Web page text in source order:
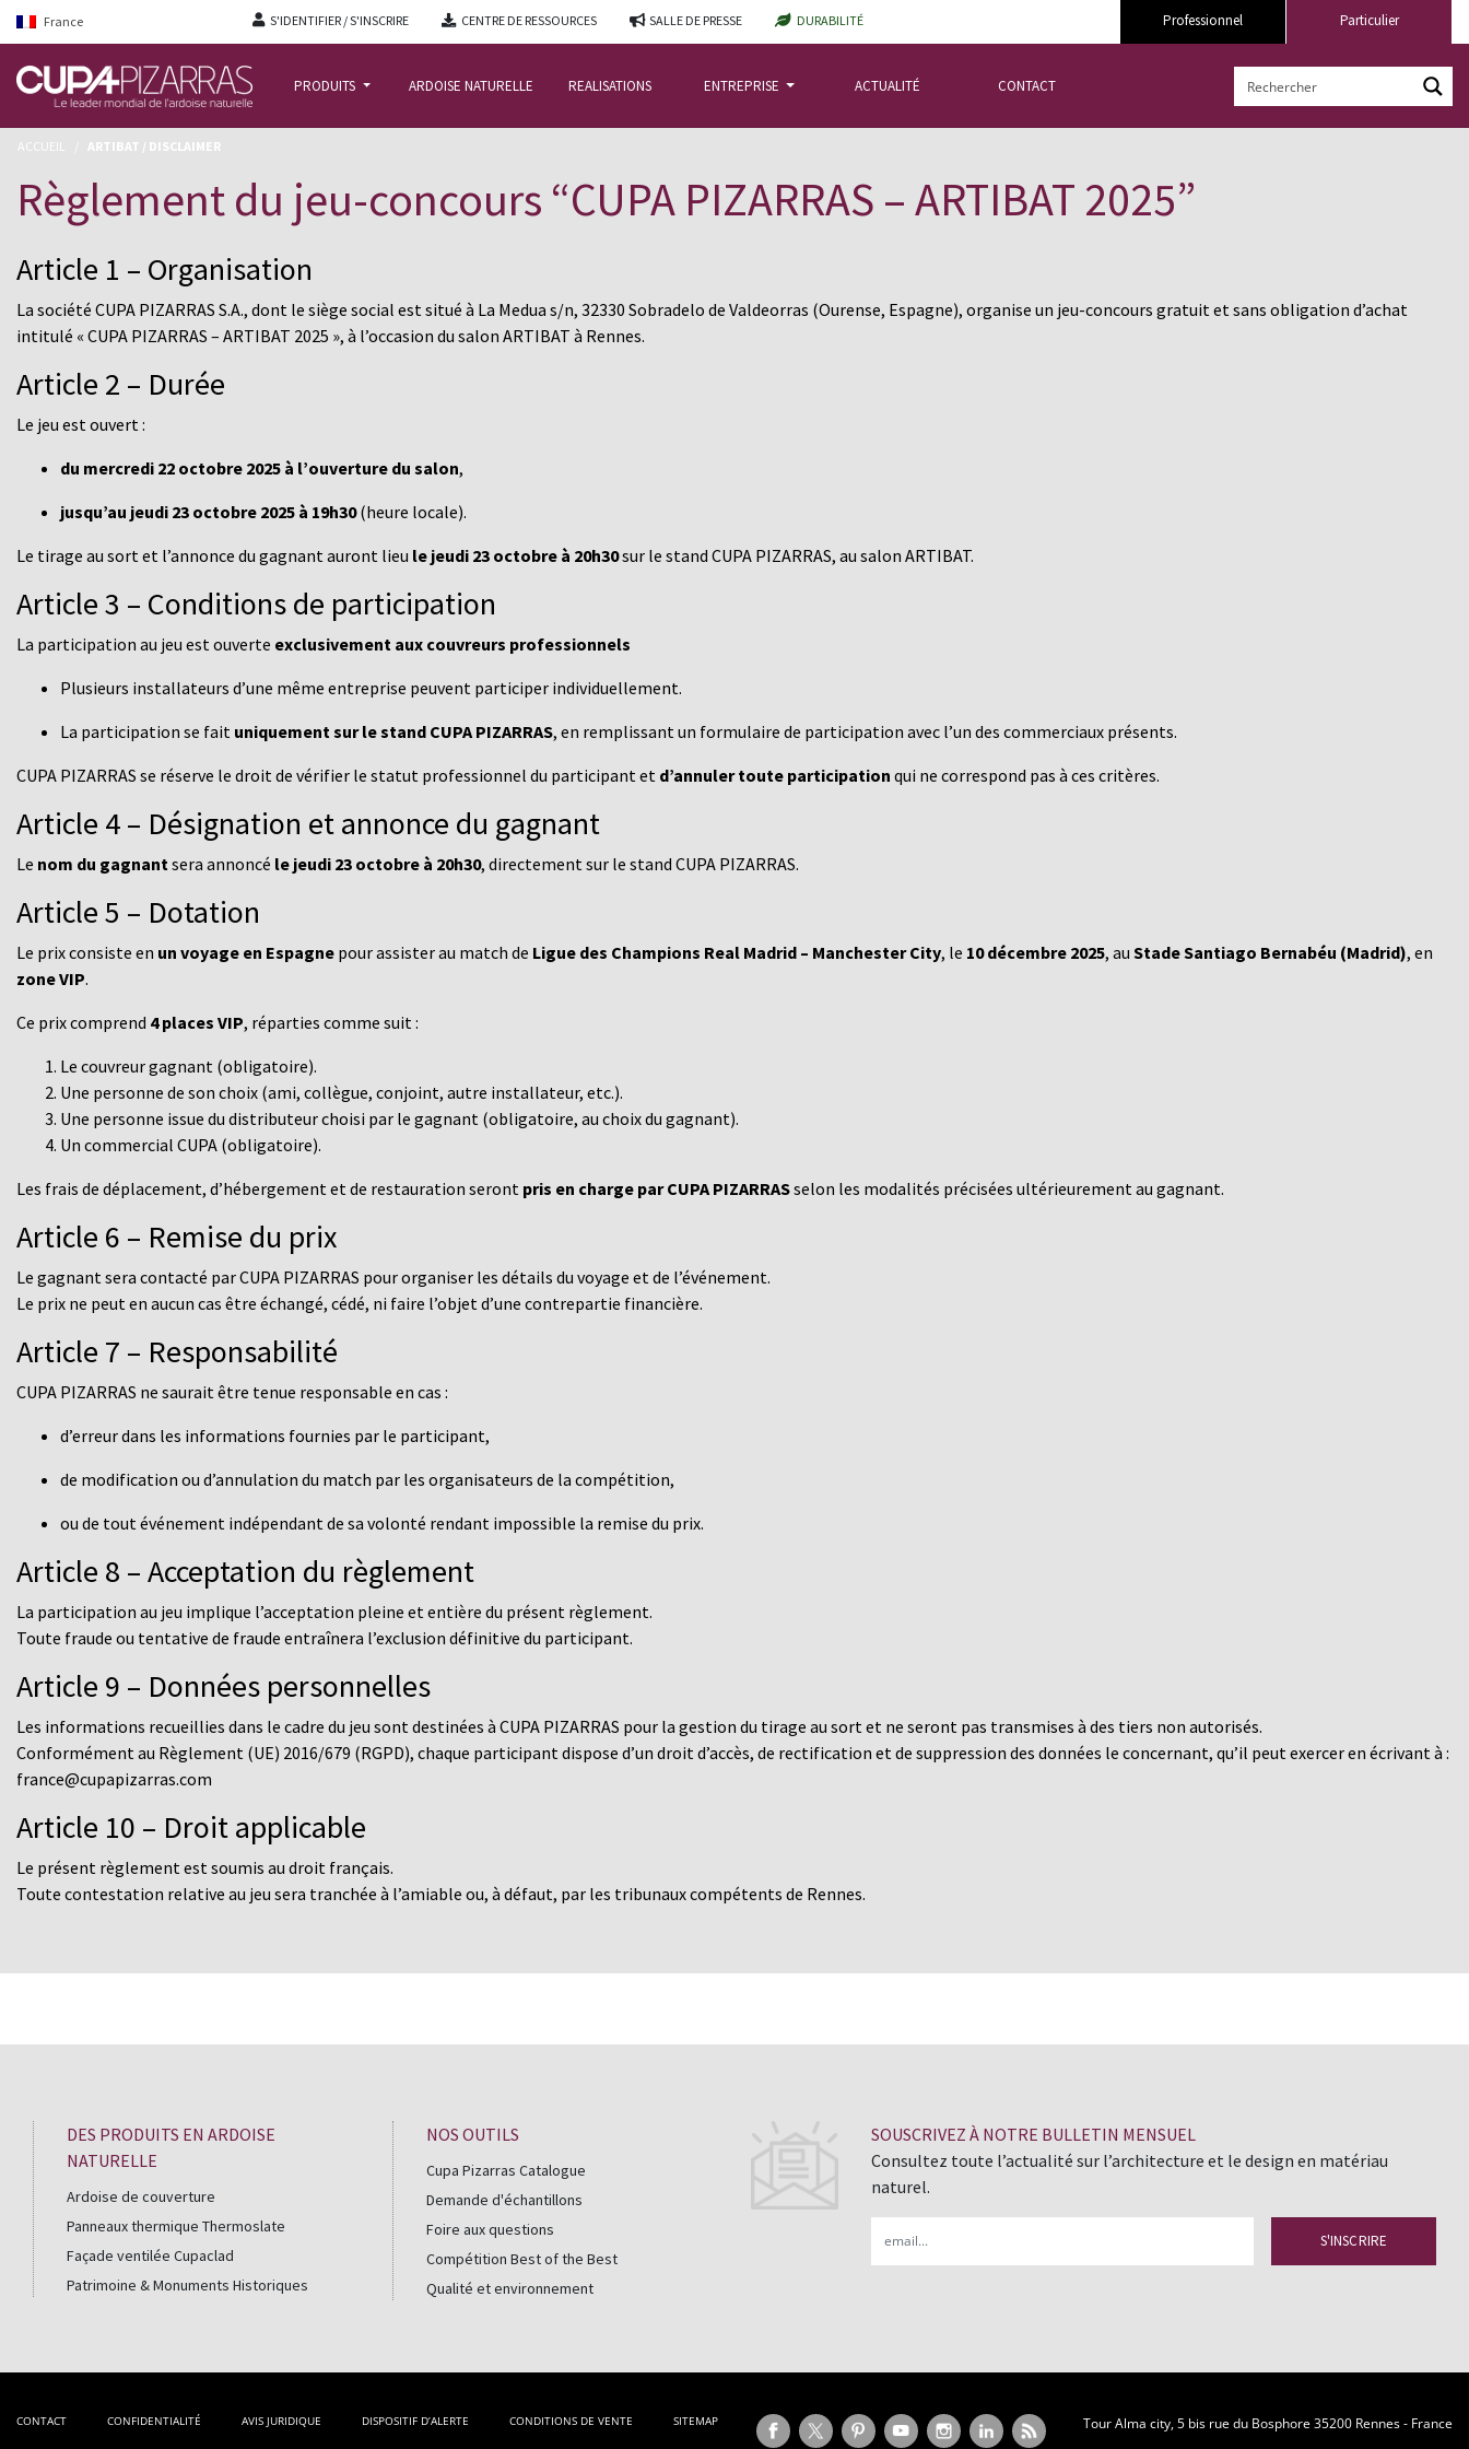
France S'IDENTIFIER / S'INSCRIRE CENTRE DE RESSOURCES SALLE DE PRESSE DURABILITÉ Particulier
Professionnel
PRODUITS ARDOISE NATURELLE REALISATIONS ENTREPRISE ACTUALITÉ CONTACT
ACCUEIL ARTIBAT / DISCLAIMER
Règlement du jeu-concours “CUPA PIZARRAS – ARTIBAT 2025”
Article 1 – Organisation
La société CUPA PIZARRAS S.A., dont le siège social est situé à La Medua s/n, 32330 Sobradelo de Valdeorras (Ourense, Espagne), organise un jeu-concours gratuit et sans obligation d’achat
intitulé « CUPA PIZARRAS – ARTIBAT 2025 », à l’occasion du salon ARTIBAT à Rennes.
Article 2 – Durée
Le jeu est ouvert :
du mercredi 22 octobre 2025 à l’ouverture du salon,
jusqu’au jeudi 23 octobre 2025 à 19h30(heure locale).
Le tirage au sort et l’annonce du gagnant auront lieu le jeudi 23 octobre à 20h30sur le stand CUPA PIZARRAS, au salon ARTIBAT.
Article 3 – Conditions de participation
La participation au jeu est ouverte exclusivement aux couvreurs professionnels
Plusieurs installateurs d’une même entreprise peuvent participer individuellement.
La participation se fait uniquement sur le stand CUPA PIZARRAS, en remplissant un formulaire de participation avec l’un des commerciaux présents.
CUPA PIZARRAS se réserve le droit de vérifier le statut professionnel du participant et d’annuler toute participation qui ne correspond pas à ces critères.
Article 4 – Désignation et annonce du gagnant
Le nom du gagnant sera annoncé le jeudi 23 octobre à 20h30, directement sur le stand CUPA PIZARRAS.
Article 5 – Dotation
Le prix consiste en un voyage en Espagne pour assister au match de Ligue des Champions Real Madrid – Manchester City, le 10 décembre 2025, au Stade Santiago Bernabéu (Madrid), en
zone VIP.
Ce prix comprend 4 places VIP, réparties comme suit :
Le couvreur gagnant (obligatoire).
Une personne de son choix (ami, collègue, conjoint, autre installateur, etc.).
Une personne issue du distributeur choisi par le gagnant (obligatoire, au choix du gagnant).
Un commercial CUPA (obligatoire).
Les frais de déplacement, d’hébergement et de restauration seront pris en charge par CUPA PIZARRASselon les modalités précisées ultérieurement au gagnant.
Article 6 – Remise du prix
Le gagnant sera contacté par CUPA PIZARRAS pour organiser les détails du voyage et de l’événement.
Le prix ne peut en aucun cas être échangé, cédé, ni faire l’objet d’une contrepartie financière.
Article 7 – Responsabilité
CUPA PIZARRAS ne saurait être tenue responsable en cas :
d’erreur dans les informations fournies par le participant,
de modification ou d’annulation du match par les organisateurs de la compétition,
ou de tout événement indépendant de sa volonté rendant impossible la remise du prix.
Article 8 – Acceptation du règlement
La participation au jeu implique l’acceptation pleine et entière du présent règlement.
Toute fraude ou tentative de fraude entraînera l’exclusion définitive du participant.
Article 9 – Données personnelles
Les informations recueillies dans le cadre du jeu sont destinées à CUPA PIZARRAS pour la gestion du tirage au sort et ne seront pas transmises à des tiers non autorisés.
Conformément au Règlement (UE) 2016/679 (RGPD), chaque participant dispose d’un droit d’accès, de rectification et de suppression des données le concernant, qu’il peut exercer en écrivant à :
france@cupapizarras.com
Article 10 – Droit applicable
Le présent règlement est soumis au droit français.
Toute contestation relative au jeu sera tranchée à l’amiable ou, à défaut, par les tribunaux compétents de Rennes.
DES PRODUITS EN ARDOISE
NATURELLE
Ardoise de couverture
Panneaux thermique Thermoslate
Façade ventilée Cupaclad
Patrimoine & Monuments Historiques
NOS OUTILS
Cupa Pizarras Catalogue
Demande d'échantillons
Foire aux questions
Compétition Best of the Best
Qualité et environnement
SOUSCRIVEZ À NOTRE BULLETIN MENSUEL
Consultez toute l’actualité sur l’architecture et le design en matériau
naturel.
CONTACT CONFIDENTIALITÉ AVIS JURIDIQUE DISPOSITIF D’ALERTE CONDITIONS DE VENTE SITEMAP Tour Alma city, 5 bis rue du Bosphore 35200 Rennes - France